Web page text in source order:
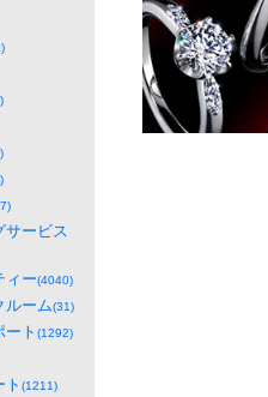
サービス
ィー(4040)
ルーム(31)
ト (1292)
ト (1211)